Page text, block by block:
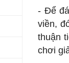
- Để
viền,
thuận
chơi